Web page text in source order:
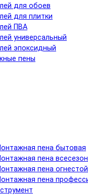
для обоев
для плитки
ПВА
универсальный
эпоксидный
пены
пена бытовая
пена
пена
пена